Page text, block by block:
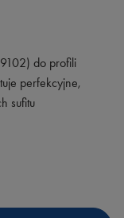
do profili
perfekcyjne,
sufitu